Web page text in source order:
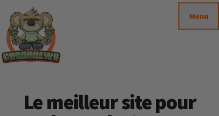
contenu
principal
barre
latérale
principale
footer
Menu
Le meilleur site pour